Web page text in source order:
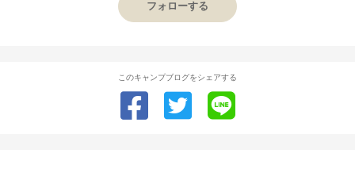
フォローする
このキャンプブログをシェアする